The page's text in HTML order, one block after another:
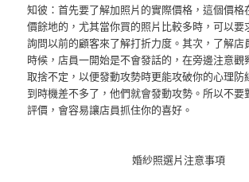
知彼：首先要了解加照片的實際價格，這個價格
價餘地的，尤其當你買的照片比較多時，可以要
詢問以前的顧客來了解打折力度。其次，了解店
時候，店員一開始是不會發話的，在旁邊注意觀
取捨不定，以便發動攻勢時更能攻破你的心理防
到時機差不多了，他們就會發動攻勢。所以不要
評價，會容易讓店員抓住你的喜好。
婚紗照選片注意事項